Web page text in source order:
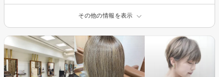
その他の情報を表示